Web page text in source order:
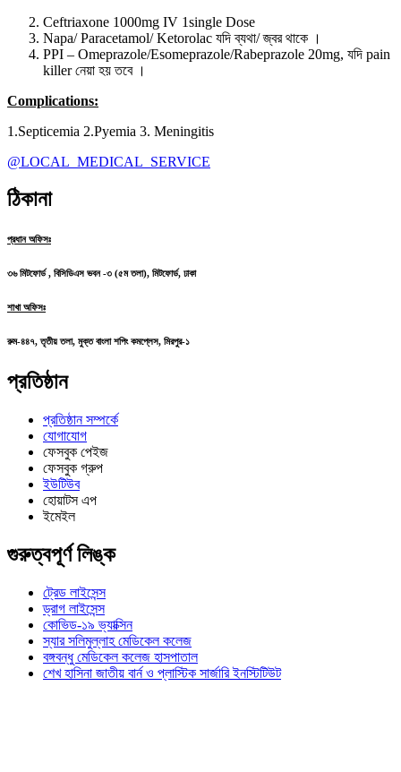
Ceftriaxone 1000mg IV 1single Dose
Napa/ Paracetamol/ Ketorolac যদি ব্যথা/ জ্বর থাকে ।
PPI – Omeprazole/Esomeprazole/Rabeprazole 20mg, যদি pain
killer নেয়া হয় তবে ।
Complications:
1.Septicemia 2.Pyemia 3. Meningitis
@LOCAL_MEDICAL_SERVICE
ঠিকানা
প্রধান অফিসঃ
৩৬ মিটফোর্ড , বিসিডিএস ভবন -৩ (৫ম তলা), মিটফোর্ড, ঢাকা
শাখা অফিসঃ
রুম-৪৪৭, তৃতীয় তলা, মুক্ত বাংলা শপিং কমপ্লেস, মিরপুর-১
প্রতিষ্ঠান
প্রতিষ্ঠান সম্পর্কে
যোগাযোগ
ফেসবুক পেইজ
ফেসবুক গ্রুপ
ইউটিউব
হোয়াটস এপ
ইমেইল
গুরুত্বপূর্ণ লিঙ্ক
ট্রেড লাইসেন্স
ড্রাগ লাইসেন্স
কোভিড-১৯ ভ্যাক্সিন
স্যার সলিমুল্লাহ মেডিকেল কলেজ
বঙ্গবন্ধু মেডিকেল কলেজ হাসপাতাল
শেখ হাসিনা জাতীয় বার্ন ও প্লাস্টিক সার্জারি ইনস্টিটিউট